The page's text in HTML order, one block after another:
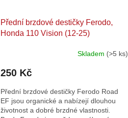
Přední brzdové destičky Ferodo,
Honda 110 Vision (12-25)
Skladem (>5 ks)
250 Kč
Přední brzdové destičky Ferodo Road
EF jsou organické a nabízejí dlouhou
životnost a dobré brzdné vlastnosti.